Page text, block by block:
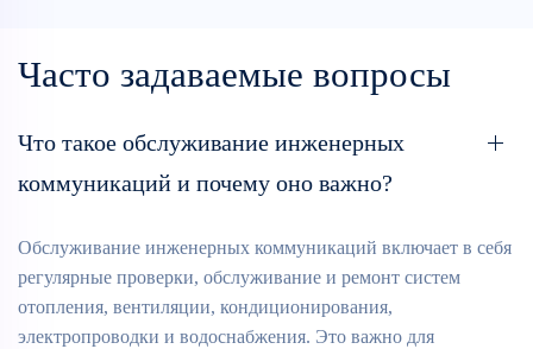
Часто задаваемые вопросы
Что такое обслуживание инженерных
коммуникаций и почему оно важно?
Обслуживание инженерных коммуникаций включает в себя
регулярные проверки, обслуживание и ремонт систем
отопления, вентиляции, кондиционирования,
электропроводки и водоснабжения. Это важно для